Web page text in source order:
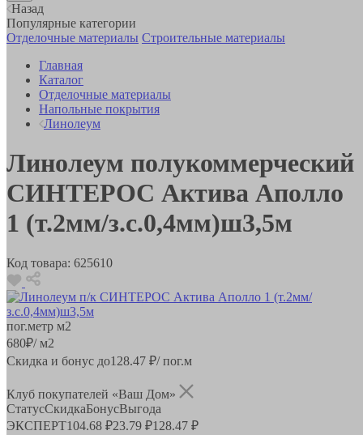
Назад
Популярные категории
Отделочные материалы Строительные материалы
Главная
Каталог
Отделочные материалы
Напольные покрытия
Линолеум
Линолеум полукоммерческий
СИНТЕРОС Актива Аполло
1 (т.2мм/з.с.0,4мм)ш3,5м
Код товара: 625610
пог.метр м2
680₽/ м2
Скидка и бонус до128.47 ₽/ пог.м
Клуб покупателей «Ваш Дом»
СтатусСкидкаБонусВыгода
ЭКСПЕРТ104.68 ₽23.79 ₽128.47 ₽